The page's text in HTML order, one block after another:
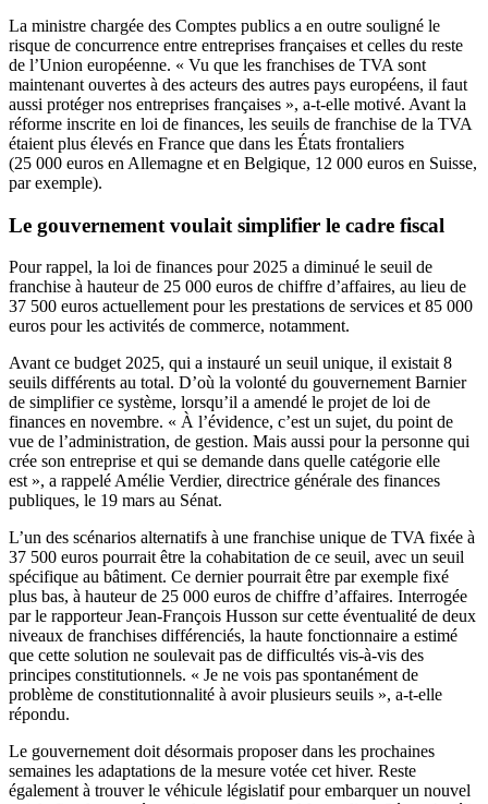
La ministre chargée des Comptes publics a en outre souligné le
risque de concurrence entre entreprises françaises et celles du reste
de l’Union européenne. « Vu que les franchises de TVA sont
maintenant ouvertes à des acteurs des autres pays européens, il faut
aussi protéger nos entreprises françaises », a-t-elle motivé. Avant la
réforme inscrite en loi de finances, les seuils de franchise de la TVA
étaient plus élevés en France que dans les États frontaliers
(25 000 euros en Allemagne et en Belgique, 12 000 euros en Suisse,
par exemple).
Le gouvernement voulait simplifier le cadre fiscal
Pour rappel, la loi de finances pour 2025 a diminué le seuil de
franchise à hauteur de 25 000 euros de chiffre d’affaires, au lieu de
37 500 euros actuellement pour les prestations de services et 85 000
euros pour les activités de commerce, notamment.
Avant ce budget 2025, qui a instauré un seuil unique, il existait 8
seuils différents au total. D’où la volonté du gouvernement Barnier
de simplifier ce système, lorsqu’il a amendé le projet de loi de
finances en novembre. « À l’évidence, c’est un sujet, du point de
vue de l’administration, de gestion. Mais aussi pour la personne qui
crée son entreprise et qui se demande dans quelle catégorie elle
est », a rappelé Amélie Verdier, directrice générale des finances
publiques, le 19 mars au Sénat.
L’un des scénarios alternatifs à une franchise unique de TVA fixée à
37 500 euros pourrait être la cohabitation de ce seuil, avec un seuil
spécifique au bâtiment. Ce dernier pourrait être par exemple fixé
plus bas, à hauteur de 25 000 euros de chiffre d’affaires. Interrogée
par le rapporteur Jean-François Husson sur cette éventualité de deux
niveaux de franchises différenciés, la haute fonctionnaire a estimé
que cette solution ne soulevait pas de difficultés vis-à-vis des
principes constitutionnels. « Je ne vois pas spontanément de
problème de constitutionnalité à avoir plusieurs seuils », a-t-elle
répondu.
Le gouvernement doit désormais proposer dans les prochaines
semaines les adaptations de la mesure votée cet hiver. Reste
également à trouver le véhicule législatif pour embarquer un nouvel